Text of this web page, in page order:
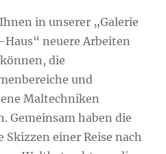
in unserer „Galerie
neuere Arbeiten
die
und
Maltechniken
Gemeinsam haben die
einer Reise nach